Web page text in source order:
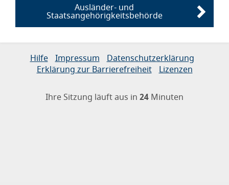
Ausländer- und
Staatsangehörigkeitsbehörde
Links zur Hilfe, Impressum, Datenschutzerklärung,
Hilfe Impressum Datenschutzerklärung
Erklärung zur Barrierefreiheit Lizenzen
Ihre Sitzung läuft aus in 24 Minuten